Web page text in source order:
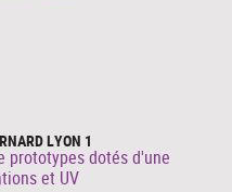
LYON 1
prototypes dotés d'une
et UV